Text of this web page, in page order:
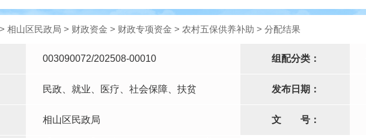
> 相山区民政局 > 财政资金 > 财政专项资金 > 农村五保供养补助 > 分配结果
003090072/202508-00010 组配分类：
民政、就业、医疗、社会保障、扶贫 发布日期：
相山区民政局 文 号：